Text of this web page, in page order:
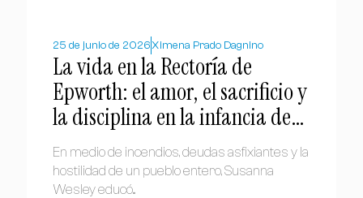
25 de junio de 2026 Ximena Prado Dagnino
La vida en la Rectoría de
Epworth: el amor, el sacrificio y
la disciplina en la infancia de
los Wesley
En medio de incendios, deudas asfixiantes y la
hostilidad de un pueblo entero, Susanna
Wesley educó...